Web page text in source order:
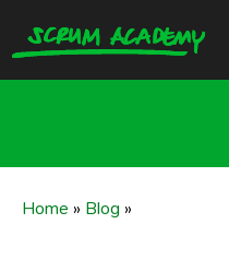
Home » Blog »